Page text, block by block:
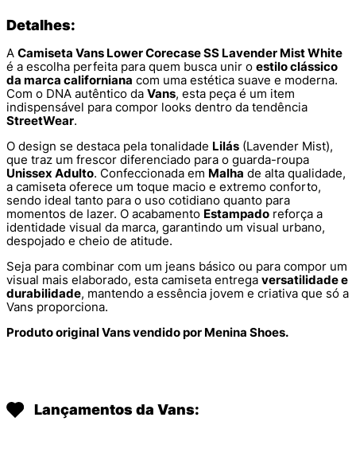
Detalhes:
A Camiseta Vans Lower Corecase SS Lavender Mist White
é a escolha perfeita para quem busca unir o estilo clássico
da marca californiana com uma estética suave e moderna.
Com o DNA autêntico da Vans, esta peça é um item
indispensável para compor looks dentro da tendência
StreetWear.
O design se destaca pela tonalidade Lilás (Lavender Mist),
que traz um frescor diferenciado para o guarda-roupa
Unissex Adulto. Confeccionada em Malha de alta qualidade,
a camiseta oferece um toque macio e extremo conforto,
sendo ideal tanto para o uso cotidiano quanto para
momentos de lazer. O acabamento Estampado reforça a
identidade visual da marca, garantindo um visual urbano,
despojado e cheio de atitude.
Seja para combinar com um jeans básico ou para compor um
visual mais elaborado, esta camiseta entrega versatilidade e
durabilidade, mantendo a essência jovem e criativa que só a
Vans proporciona.
Produto original Vans vendido por Menina Shoes.
Lançamentos da Vans: